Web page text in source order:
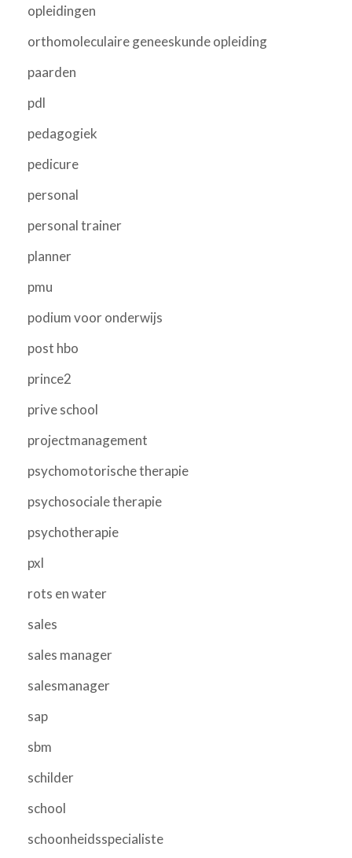
opleidingen
orthomoleculaire geneeskunde opleiding
paarden
pdl
pedagogiek
pedicure
personal
personal trainer
planner
pmu
podium voor onderwijs
post hbo
prince2
prive school
projectmanagement
psychomotorische therapie
psychosociale therapie
psychotherapie
pxl
rots en water
sales
sales manager
salesmanager
sap
sbm
schilder
school
schoonheidsspecialiste